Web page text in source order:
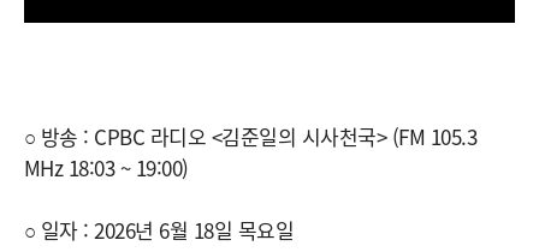
○ 방송 : CPBC 라디오 <김준일의 시사천국> (FM 105.3
MHz 18:03 ~ 19:00)
○ 일자 : 2026년 6월 18일 목요일